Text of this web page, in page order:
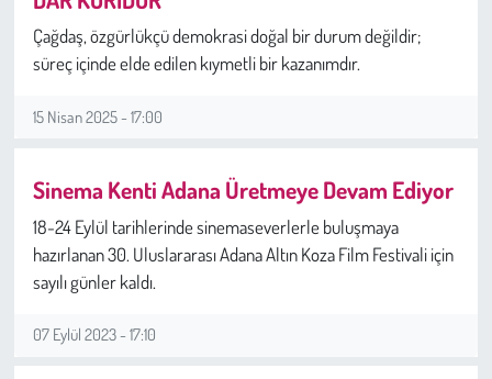
Çağdaş, özgürlükçü demokrasi doğal bir durum değildir;
süreç içinde elde edilen kıymetli bir kazanımdır.
15 Nisan 2025 - 17:00
Sinema Kenti Adana Üretmeye Devam Ediyor
18-24 Eylül tarihlerinde sinemaseverlerle buluşmaya
hazırlanan 30. Uluslararası Adana Altın Koza Film Festivali için
sayılı günler kaldı.
07 Eylül 2023 - 17:10
Sağlık
Spor
Çocuk